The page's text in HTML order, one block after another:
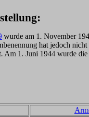
wurde am 1. November
hat jedoch
Am 1. Juni 1944 wurde